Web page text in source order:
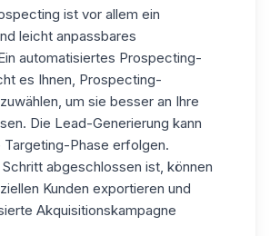
ist vor allem ein
leicht anpassbares
automatisiertes Prospecting-
es Ihnen, Prospecting-
um sie besser an Ihre
Die Lead-Generierung kann
Targeting-Phase erfolgen.
abgeschlossen ist, können
Kunden exportieren und
Akquisitionskampagne